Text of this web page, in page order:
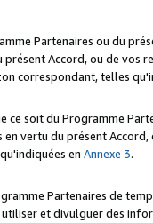
Partenaires ou du
Accord, ou de vos
correspondant, telles
soit du Programme
vertu du présent
en Annexe 3.
Partenaires de
et divulguer des